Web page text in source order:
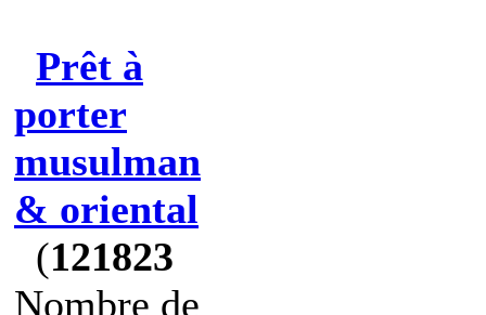
Prêt à
porter
musulman
& oriental
(121823
Nombre de